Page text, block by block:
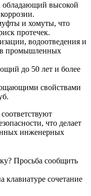
высокой
и хомуты, что
протечек.
водоотведения и
в промышленных
до 50 лет и более
свойствами
что делает
инженерных
Просьба сообщить
клавиатуре сочетание